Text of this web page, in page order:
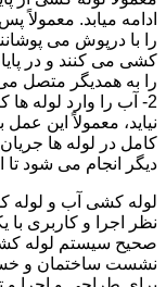
ادامه میابد. معمولاً
را با درپوش می
کشی می کنند و در
را به همدیگر متصل
2- آب را وارد لوله
نیاید، معمولاً این
کامل در لوله ها
دیگر انجام می شود
لوله کشی آب و لوله
نظر اجرا و کاربری
صحیح سیستم لوله
نشست ساختمان و